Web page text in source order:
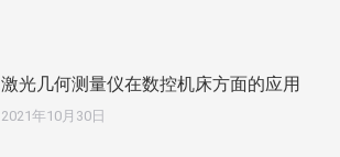
激光几何测量仪在数控机床方面的应用
2021年10月30日